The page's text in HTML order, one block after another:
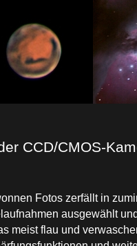
CCD/CMOS-
Fotos zerfällt in
ausgewählt
meist flau und